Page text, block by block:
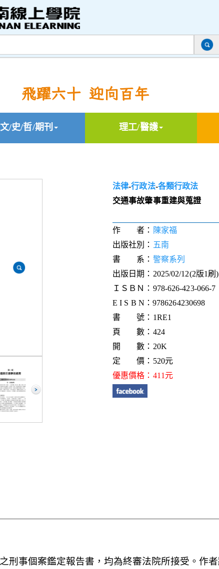
飛躍六十 迎向百年
文/史/哲/期刊 理工/醫護
法律-行政法-各類行政法
交通事故肇事重建與蒐證
作 者： 陳家福
出版社別： 五南
書 系： 警察系列
出版日期：2025/02/12(2版1刷)
ＩＳＢＮ：978-626-423-066-7
E I S B N：9786264230698
書 號：1RE1
頁 數：424
開 數：20K
定 價：520元
優惠價格：411元